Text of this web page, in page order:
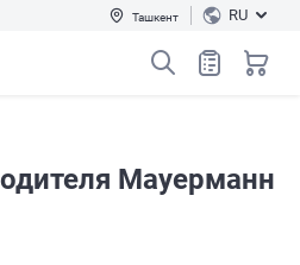
Ташкент RU
Мауерманн